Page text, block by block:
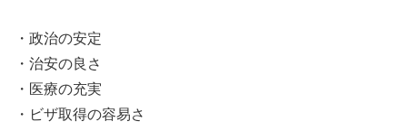
・政治の安定
・治安の良さ
・医療の充実
・ビザ取得の容易さ